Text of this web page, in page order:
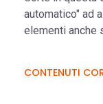
automatico" ad
elementi anche
CONTENUTI